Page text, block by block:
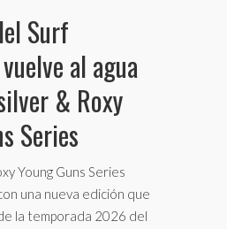
Surf
al agua
& Roxy
Series
Young Guns Series
una nueva edición que
la temporada 2026 del